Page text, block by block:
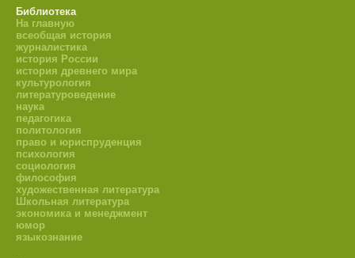
Библиотека
На главную
всеобщая история
журналистика
история России
история древнего мира
культурология
литературоведение
наука
педагогика
политология
право и юриспруденция
психология
социология
философия
художественная литература
Школьная литература
экономика и менеджмент
юмор
языкознание